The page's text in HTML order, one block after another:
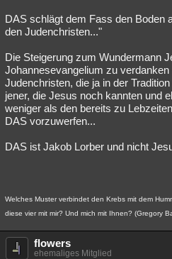
DAS schlägt dem Fass den Boden
den Judenchristen..."
Die Steigerung zum Wundermann
Johannesevangelium zu
Judenchristen, die ja in der
jener, die Jesus noch kannten und
weniger als den bereits zu
DAS vorzuwerfen...
DAS ist Jakob Lorber und nicht
Welches Muster verbindet den Krebs mit dem
diese vier mit mir? Und mich mit Ihnen? (Gregory
flowers
ehemaliges Mitglied